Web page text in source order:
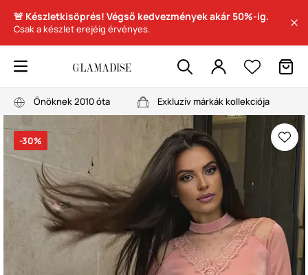
🚨 Készletkisöprés! Végső kedvezmények akár 50%-ig.
Csak a készlet erejéig érvényes.
Önöknek 2010 óta Exkluzív márkák kollekciója
-30%